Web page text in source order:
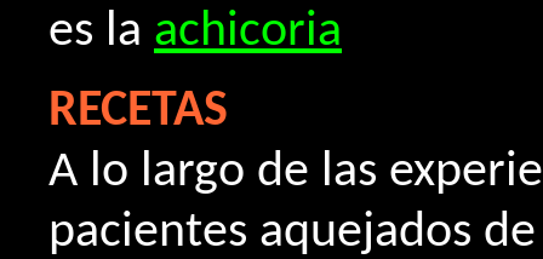
es la achicoria
RECETAS
A lo largo de las
pacientes aquejados